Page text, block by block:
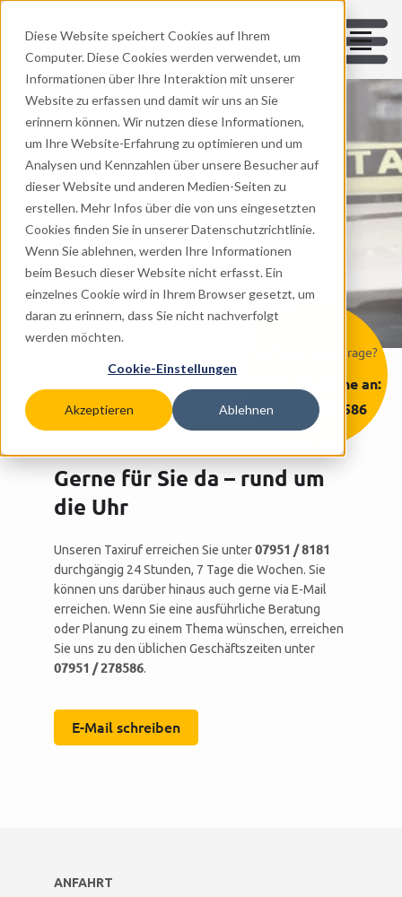
Diese Website speichert Cookies auf Ihrem
Computer. Diese Cookies werden verwendet, um
Informationen über Ihre Interaktion mit unserer
Website zu erfassen und damit wir uns an Sie
erinnern können. Wir nutzen diese Informationen,
um Ihre Website-Erfahrung zu optimieren und um
Analysen und Kennzahlen über unsere Besucher auf
dieser Website und anderen Medien-Seiten zu
erstellen. Mehr Infos über die von uns eingesetzten
Cookies finden Sie in unserer Datenschutzrichtlinie.
Wenn Sie ablehnen, werden Ihre Informationen
beim Besuch dieser Website nicht erfasst. Ein
einzelnes Cookie wird in Ihrem Browser gesetzt, um
daran zu erinnern, dass Sie nicht nachverfolgt
werden möchten.
Cookie-Einstellungen
Akzeptieren Ablehnen
Kontakt zu
Taxi AKSOY
Gerne für Sie da – rund um
die Uhr
Sie haben eine Frage?
Rufen Sie gerne an:
07951 / 278586
Unseren Taxiruf erreichen Sie unter07951 / 8181
durchgängig 24 Stunden, 7 Tage die Wochen. Sie
können uns darüber hinaus auch gerne via E-Mail
erreichen. Wenn Sie eine ausführliche Beratung
oder Planung zu einem Thema wünschen, erreichen
Sie uns zu den üblichen Geschäftszeiten unter
07951 / 278586.
E-Mail schreiben
ANFAHRT